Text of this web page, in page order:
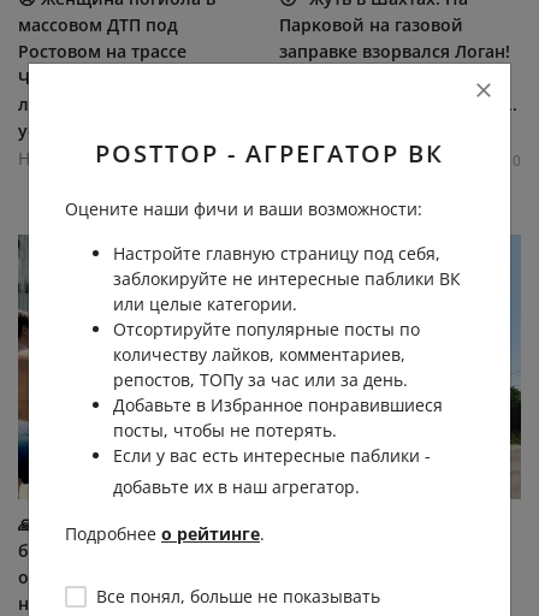
массовом ДТП под
Ростовом на трассе
Чалтырь — Калинин. 76-
летний водитель Kia Rio не
уступил...
Новости Ростов-на-Дону!
Πapκοвοй нa гaзοвοй
зaпpaвκe взοpвaлcя Лοгaн!
бaллοнe в бaгaжниκe!", —...
0.8К 0.0К 0
🙏 Анестезиолог из Ростова
бросился спасать
отдыхающих после теракта
на пляже в Архипо-
Батайске. Над частным
POSTTOP - АГРЕГАТОР ВК
Оцените наши фичи и ваши возможности:
Настройте главную страницу под себя,
заблокируйте не интересные паблики ВК
или целые категории.
Отсортируйте популярные посты по
количеству лайков, комментариев,
репостов, ТОПу за час или за день.
Добавьте в Избранное понравившиеся
посты, чтобы не потерять.
Если у вас есть интересные паблики -
добавьте их в наш агрегатор.
Подробнее о рейтинге.
Все понял, больше не показывать